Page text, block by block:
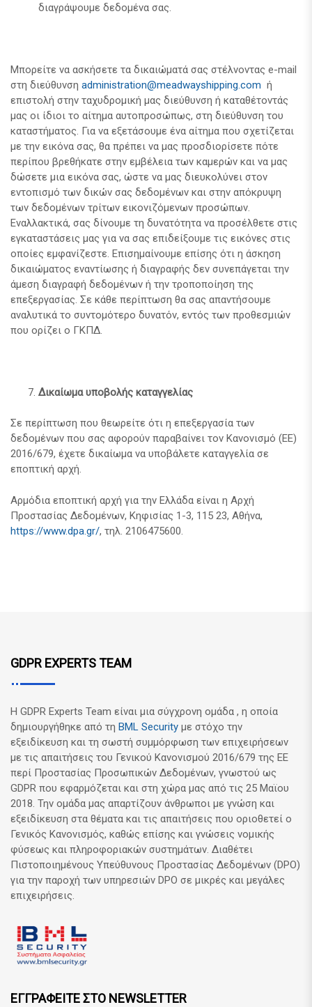
διαγράψουμε δεδομένα σας.
Μπορείτε να ασκήσετε τα δικαιώματά σας στέλνοντας e-mail
στη διεύθυνση administration@meadwayshipping.com ή
επιστολή στην ταχυδρομική μας διεύθυνση ή καταθέτοντάς
μας οι ίδιοι το αίτημα αυτοπροσώπως, στη διεύθυνση του
καταστήματος. Για να εξετάσουμε ένα αίτημα που σχετίζεται
με την εικόνα σας, θα πρέπει να μας προσδιορίσετε πότε
περίπου βρεθήκατε στην εμβέλεια των καμερών και να μας
δώσετε μια εικόνα σας, ώστε να μας διευκολύνει στον
εντοπισμό των δικών σας δεδομένων και στην απόκρυψη
των δεδομένων τρίτων εικονιζόμενων προσώπων.
Εναλλακτικά, σας δίνουμε τη δυνατότητα να προσέλθετε στις
εγκαταστάσεις μας για να σας επιδείξουμε τις εικόνες στις
οποίες εμφανίζεστε. Επισημαίνουμε επίσης ότι η άσκηση
δικαιώματος εναντίωσης ή διαγραφής δεν συνεπάγεται την
άμεση διαγραφή δεδομένων ή την τροποποίηση της
επεξεργασίας. Σε κάθε περίπτωση θα σας απαντήσουμε
αναλυτικά το συντομότερο δυνατόν, εντός των προθεσμιών
που ορίζει ο ΓΚΠΔ.
Δικαίωμα υποβολής καταγγελίας
Σε περίπτωση που θεωρείτε ότι η επεξεργασία των
δεδομένων που σας αφορούν παραβαίνει τον Κανονισμό (ΕΕ)
2016/679, έχετε δικαίωμα να υποβάλετε καταγγελία σε
εποπτική αρχή.
Αρμόδια εποπτική αρχή για την Ελλάδα είναι η Αρχή
Προστασίας Δεδομένων, Κηφισίας 1-3, 115 23, Αθήνα,
https://www.dpa.gr/, τηλ. 2106475600.
GDPR EXPERTS TEAM
Η GDPR Experts Team είναι μια σύγχρονη ομάδα , η οποία
δημιουργήθηκε από τη BML Security με στόχο την
εξειδίκευση και τη σωστή συμμόρφωση των επιχειρήσεων
με τις απαιτήσεις του Γενικού Κανονισμού 2016/679 της ΕΕ
περί Προστασίας Προσωπικών Δεδομένων, γνωστού ως
GDPR που εφαρμόζεται και στη χώρα μας από τις 25 Μαϊου
2018. Την ομάδα μας απαρτίζουν άνθρωποι με γνώση και
εξειδίκευση στα θέματα και τις απαιτήσεις που οριοθετεί ο
Γενικός Κανονισμός, καθώς επίσης και γνώσεις νομικής
φύσεως και πληροφοριακών συστημάτων. Διαθέτει
Πιστοποιημένους Υπεύθυνους Προστασίας Δεδομένων (DPO)
για την παροχή των υπηρεσιών DPO σε μικρές και μεγάλες
επιχειρήσεις.
ΕΓΓΡΑΦΕΙΤΕ ΣΤΟ NEWSLETTER